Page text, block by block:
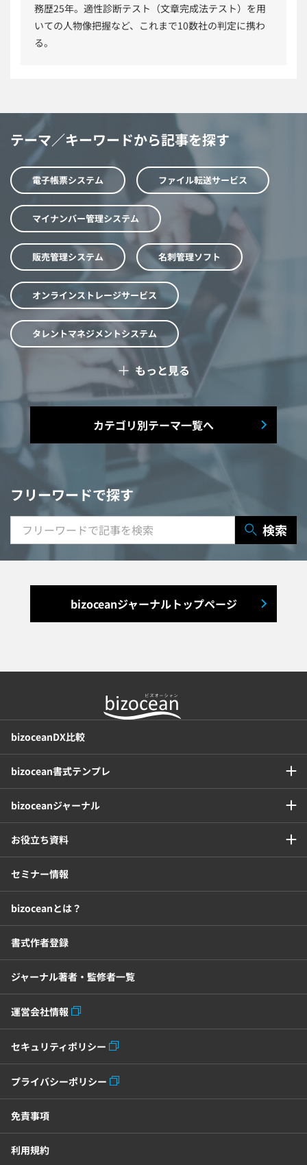
務歴25年。適性診断テスト（文章完成法テスト）を用
いての人物像把握など、これまで10数社の判定に携わ
る。
テーマ／キーワードから記事を探す
電子帳票システム ファイル転送サービス
マイナンバー管理システム
販売管理システム 名刺管理ソフト
オンラインストレージサービス
タレントマネジメントシステム
予算管理システム Web面接システム
シフト管理システム
マニュアル作成システム
契約書レビューシステム 経営管理システム
研修システム 受付システム
出張管理システム 賃貸管理システム
入退室管理システム 福利厚生システム
チャットボットツール
セキュリティシステム ワークフロー
BIツール
SFA・CRM
グループウェア
モチベーション管理システム
電子請求書システム 人事評価システム
給与計算システム eラーニングシステム
＋ もっと見る
カテゴリ別テーマ一覧へ
フリーワードで探す
検索
bizoceanジャーナルトップページ
bizoceanDX比較
bizocean書式テンプレ
bizoceanジャーナル
お役立ち資料
セミナー情報
bizoceanとは？
書式作者登録
ジャーナル著者・監修者一覧
運営会社情報
セキュリティポリシー
プライバシーポリシー
免責事項
利用規約